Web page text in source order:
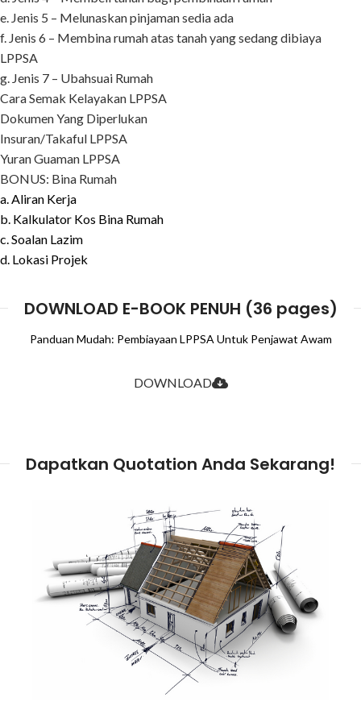
e. Jenis 5 – Melunaskan pinjaman sedia ada
f. Jenis 6 – Membina rumah atas tanah yang sedang dibiaya
LPPSA
g. Jenis 7 – Ubahsuai Rumah
Cara Semak Kelayakan LPPSA
Dokumen Yang Diperlukan
Insuran/Takaful LPPSA
Yuran Guaman LPPSA
BONUS: Bina Rumah
a. Aliran Kerja
b. Kalkulator Kos Bina Rumah
c. Soalan Lazim
d. Lokasi Projek
DOWNLOAD E-BOOK PENUH (36 pages)
Panduan Mudah: Pembiayaan LPPSA Untuk Penjawat Awam
DOWNLOAD
Dapatkan Quotation Anda Sekarang!